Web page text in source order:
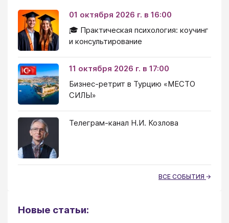
01 октября 2026 г. в 16:00
🎓 Практическая психология: коучинг
и консультирование
11 октября 2026 г. в 17:00
Бизнес-ретрит в Турцию «МЕСТО
СИЛЫ»
Телеграм-канал Н.И. Козлова
ВСЕ СОБЫТИЯ
Новые статьи: